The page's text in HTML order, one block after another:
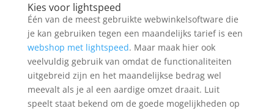
Kies voor lightspeed
Één van de meest gebruikte webwinkelsoftware die
je kan gebruiken tegen een maandelijks tarief is een
webshop met lightspeed. Maar maak hier ook
veelvuldig gebruik van omdat de functionaliteiten
uitgebreid zijn en het maandelijkse bedrag wel
meevalt als je al een aardige omzet draait. Luit
speelt staat bekend om de goede mogelijkheden op